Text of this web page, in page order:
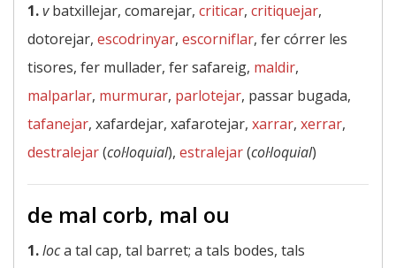
1.vbatxillejar, comarejar, criticar, critiquejar,
dotorejar, escodrinyar, escorniflar, fer córrer les
tisores, fer mullader, fer safareig, maldir,
malparlar, murmurar, parlotejar, passar bugada,
tafanejar, xafardejar, xafarotejar, xarrar, xerrar,
destralejar(col·loquial), estralejar(col·loquial)
de mal corb, mal ou
1.loca tal cap, tal barret; a tals bodes, tals